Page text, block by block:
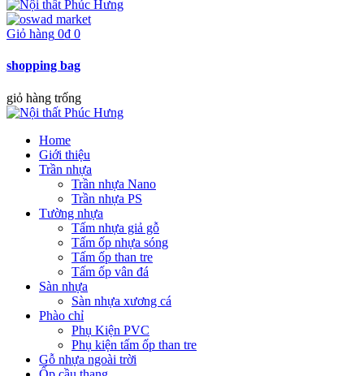
Giỏ hàng 0₫ 0
shopping bag
giỏ hàng trống
Home
Giới thiệu
Trần nhựa
Trần nhựa Nano
Trần nhựa PS
Tường nhựa
Tấm nhựa giả gỗ
Tấm ốp nhựa sóng
Tấm ốp than tre
Tấm ốp vân đá
Sàn nhựa
Sàn nhựa xương cá
Phào chỉ
Phụ Kiện PVC
Phụ kiện tấm ốp than tre
Gỗ nhựa ngoài trời